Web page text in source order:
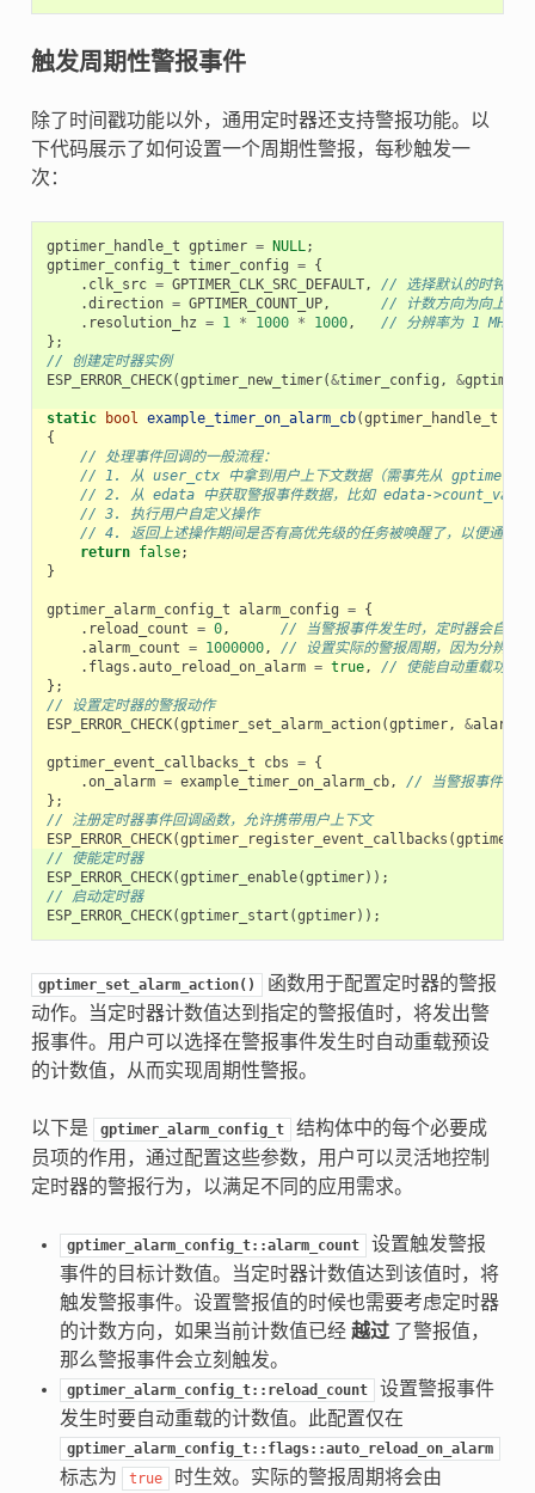
触发周期性警报事件
除了时间戳功能以外，通用定时器还支持警报功能。以
下代码展示了如何设置一个周期性警报，每秒触发一
次：
gptimer_handle_t gptimer = NULL;
gptimer_config_t timer_config = {
. clk_src = GPTIMER_CLK_SRC_DEFAULT,
// 选择默认的时钟源
.direction = GPTIMER_COUNT_UP,
// 计数方向为向上计数
. resolution_hz = 1 * 1000 * 1000,
// 分辨率为 1 MHz，
};
// 创建定时器实例
ESP_ERROR_CHECK(gptimer_new_timer(&timer_config , &gptimer
static bool example_timer_on_alarm_cb(gptimer_handle_t
{
// 处理事件回调的一般流程：
// 1. 从 user_ctx 中拿到用户上下文数据（需事先从
// 2. 从 edata 中获取警报事件数据，比如 edata->count_value
// 3. 执行用户自定义操作
// 4. 返回上述操作期间是否有高优先级的任务被唤醒了，以便通知调
return false;
}
gptimer_alarm_config_t alarm_config = {
. reload_count = 0,
// 当警报事件发生时，定时器会自动
.alarm_count = 1000000,
// 设置实际的警报周期，因为分辨率
. flags .auto_reload_on_alarm = true,
// 使能自动重载功能
};
// 设置定时器的警报动作
ESP_ERROR_CHECK(gptimer_set_alarm_action(gptimer, &
gptimer_event_callbacks_t cbs = {
.on_alarm = example_timer_on_alarm_cb,
// 当警报事件发生
};
// 注册定时器事件回调函数，允许携带用户上下文
ESP_ERROR_CHECK(gptimer_register_event_callbacks (gptimer
// 使能定时器
ESP_ERROR_CHECK(gptimer_enable(gptimer));
// 启动定时器
ESP_ERROR_CHECK(gptimer_start (gptimer));
gptimer_set_alarm_action()
函数用于配置定时器的警报
动作。当定时器计数值达到指定的警报值时，将发出警
报事件。用户可以选择在警报事件发生时自动重载预设
的计数值，从而实现周期性警报。
以下是 gptimer_alarm_config_t
结构体中的每个必要成
员项的作用，通过配置这些参数，用户可以灵活地控制
定时器的警报行为，以满足不同的应用需求。
gptimer_alarm_config_t::alarm_count
设置触发警报
事件的目标计数值。当定时器计数值达到该值时，将
触发警报事件。设置警报值的时候也需要考虑定时器
的计数方向，如果当前计数值已经 越过了警报值，
那么警报事件会立刻触发。
gptimer_alarm_config_t::reload_count
设置警报事件
发生时要自动重载的计数值。此配置仅在
gptimer_alarm_config_t::flags::auto_reload_on_alarm
标志为 true 时生效。实际的警报周期将会由